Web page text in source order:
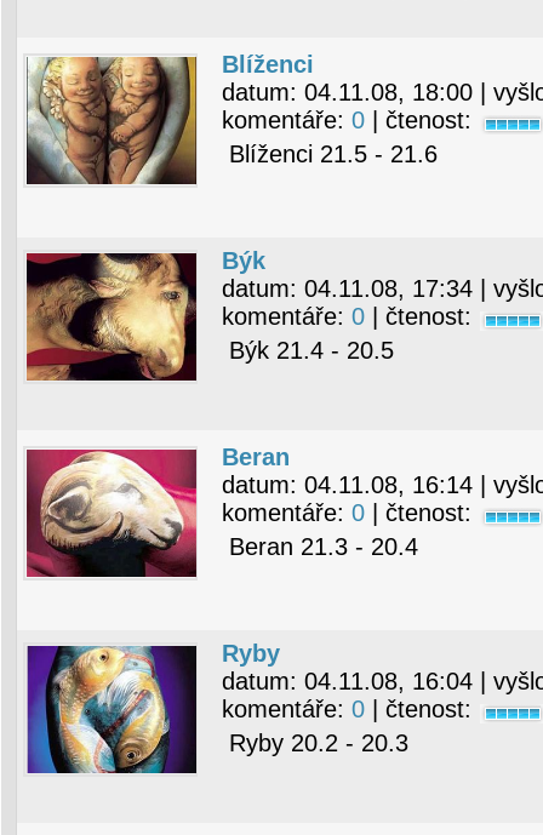
Blíženci
datum: 04.11.08, 18:00 |
komentáře: 0 | čtenost:
Blíženci 21.5 - 21.6
Býk
datum: 04.11.08, 17:34 |
komentáře: 0 | čtenost:
Býk 21.4 - 20.5
Beran
datum: 04.11.08, 16:14 |
komentáře: 0 | čtenost:
Beran 21.3 - 20.4
Ryby
datum: 04.11.08, 16:04 |
komentáře: 0 | čtenost:
Ryby 20.2 - 20.3